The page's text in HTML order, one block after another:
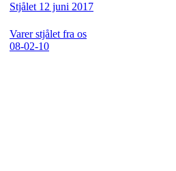
Stjålet 12 juni 2017
Varer stjålet fra os
08-02-10